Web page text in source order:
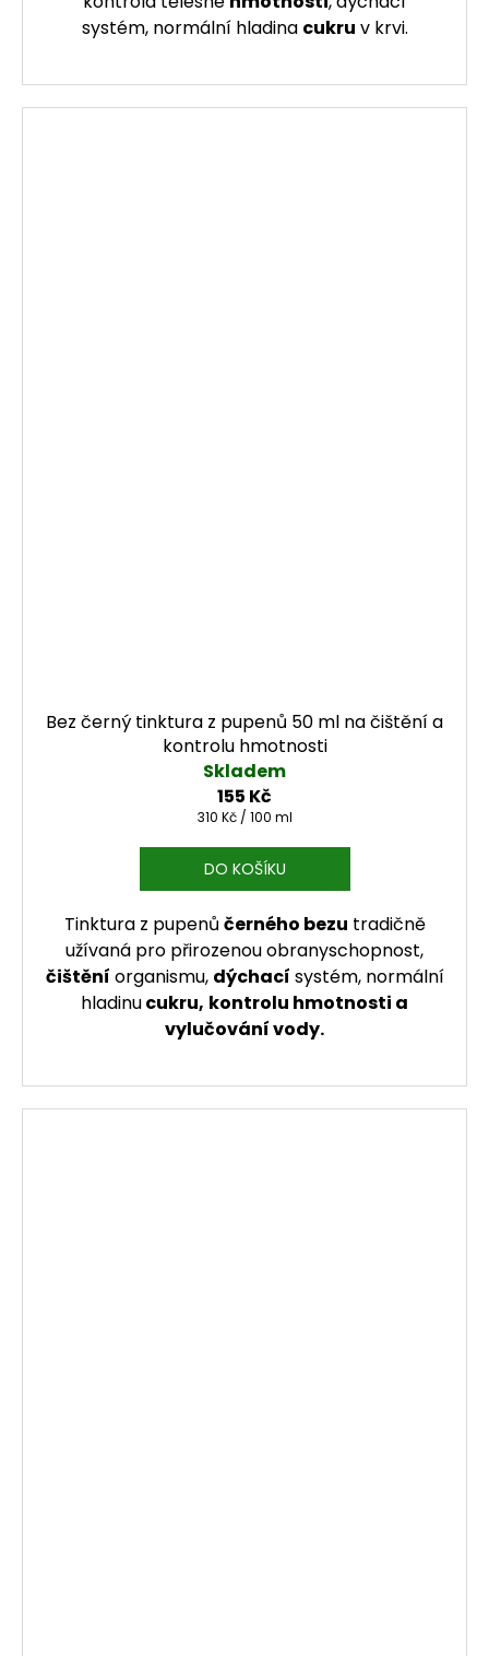
systém, normální hladina cukru v krvi.
Bez černý tinktura z pupenů 50 ml na čištění a
kontrolu hmotnosti
Skladem
155 Kč
Měrná cena:
310 Kč / 100 ml
DO KOŠÍKU
Tinktura z pupenů černého bezu tradičně
užívaná pro přirozenou obranyschopnost,
čištění organismu, dýchací systém, normální
hladinucukru, kontrolu hmotnosti a
vylučování vody.